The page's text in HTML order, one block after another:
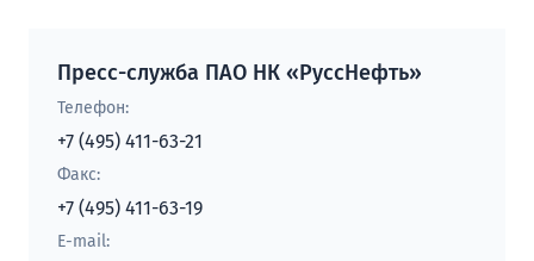
Пресс-служба ПАО НК «РуссНефть»
Телефон:
+7 (495) 411-63-21
Факс:
+7 (495) 411-63-19
E-mail: